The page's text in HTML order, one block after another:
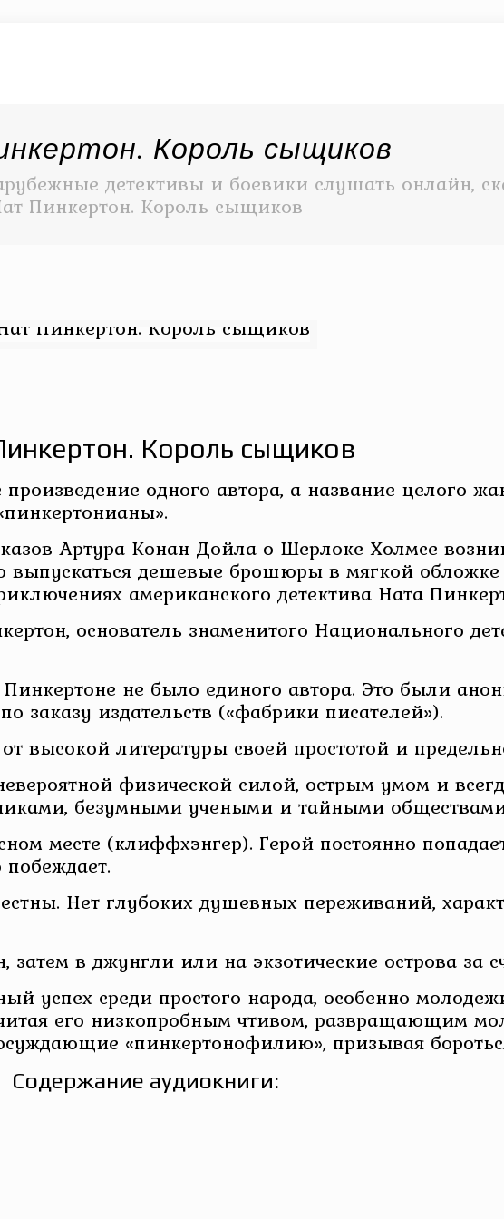
Король сыщиков
детективы и боевики слушать онлайн,
Пинкертон. Король сыщиков
Король сыщиков
одного автора, а название целого
Артура Конан Дойла о Шерлоке Холмсе
дешевые брошюры в мягкой обложке
американского детектива Ната
основатель знаменитого Национального
не было единого автора. Это были
издательств («фабрики писателей»).
высокой литературы своей простотой и
физической силой, острым умом и
безумными учеными и тайными
месте (клиффхэнгер). Герой постоянно
Нет глубоких душевных переживаний,
в джунгли или на экзотические острова за
успех среди простого народа, особенно
его низкопробным чтивом, развращающим
«пинкертонофилию», призывая
Содержание аудиокниги: